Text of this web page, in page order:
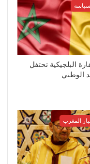
البلجيكية تحتفل
الوطني
المغرب